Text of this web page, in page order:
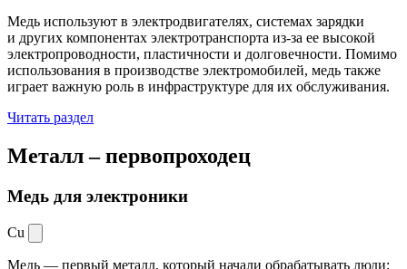
Медь используют в электродвигателях, системах зарядки
и других компонентах электротранспорта из-за ее высокой
электропроводности, пластичности и долговечности. Помимо
использования в производстве электромобилей, медь также
играет важную роль в инфраструктуре для их обслуживания.
Читать раздел
Металл –первопроходец
Медь для электроники
Cu
Медь — первый металл, который начали обрабатывать люди: